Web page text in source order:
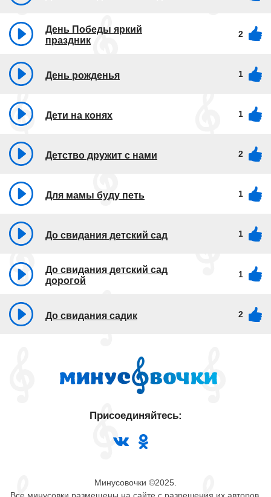
День Победы яркий
праздник
2
День рожденья 1
Дети на конях 1
Детство дружит с нами 2
Для мамы буду петь 1
До свидания детский сад 1
До свидания детский сад
дорогой
1
До свидания садик 2
Минусовочки ©2025.
Присоединяйтесь: